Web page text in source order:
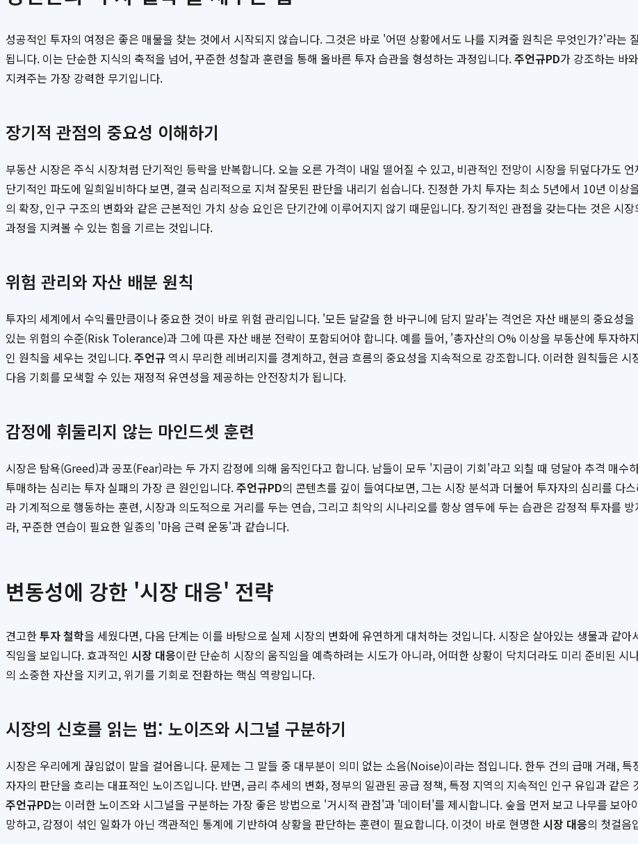
성공적인 투자의 여정은 좋은 매물을 찾는 것에서 시작되지 않습니다. 그것은 바로 '어떤 상황에서도 나를 지켜줄 원칙은 무엇인가?'라는
됩니다. 이는 단순한 지식의 축적을 넘어, 꾸준한 성찰과 훈련을 통해 올바른 투자 습관을 형성하는 과정입니다.주언규PD가 강조하는 바
지켜주는 가장 강력한 무기입니다.
장기적 관점의 중요성 이해하기
부동산 시장은 주식 시장처럼 단기적인 등락을 반복합니다. 오늘 오른 가격이 내일 떨어질 수 있고, 비관적인 전망이 시장을 뒤덮다가도
단기적인 파도에 일희일비하다 보면, 결국 심리적으로 지쳐 잘못된 판단을 내리기 쉽습니다. 진정한 가치 투자는 최소 5년에서 10년 이
의 확장, 인구 구조의 변화와 같은 근본적인 가치 상승 요인은 단기간에 이루어지지 않기 때문입니다. 장기적인 관점을 갖는다는 것은 시
과정을 지켜볼 수 있는 힘을 기르는 것입니다.
위험 관리와 자산 배분 원칙
투자의 세계에서 수익률만큼이나 중요한 것이 바로 위험 관리입니다. '모든 달걀을 한 바구니에 담지 말라'는 격언은 자산 배분의 중요성
있는 위험의 수준(Risk Tolerance)과 그에 따른 자산 배분 전략이 포함되어야 합니다. 예를 들어, '총자산의 O% 이상을 부동산에 투자하
인 원칙을 세우는 것입니다.주언규 역시 무리한 레버리지를 경계하고, 현금 흐름의 중요성을 지속적으로 강조합니다. 이러한 원칙들은
다음 기회를 모색할 수 있는 재정적 유연성을 제공하는 안전장치가 됩니다.
감정에 휘둘리지 않는 마인드셋 훈련
시장은 탐욕(Greed)과 공포(Fear)라는 두 가지 감정에 의해 움직인다고 합니다. 남들이 모두 '지금이 기회'라고 외칠 때 덩달아 추격 매수
투매하는 심리는 투자 실패의 가장 큰 원인입니다.주언규PD의 콘텐츠를 깊이 들여다보면, 그는 시장 분석과 더불어 투자자의 심리를 다
라 기계적으로 행동하는 훈련, 시장과 의도적으로 거리를 두는 연습, 그리고 최악의 시나리오를 항상 염두에 두는 습관은 감정적 투자를
라, 꾸준한 연습이 필요한 일종의 '마음 근력 운동'과 같습니다.
변동성에 강한 '시장 대응' 전략
견고한투자 철학을 세웠다면, 다음 단계는 이를 바탕으로 실제 시장의 변화에 유연하게 대처하는 것입니다. 시장은 살아있는 생물과 같
직임을 보입니다. 효과적인 시장 대응이란 단순히 시장의 움직임을 예측하려는 시도가 아니라, 어떠한 상황이 닥치더라도 미리 준비된
의 소중한 자산을 지키고, 위기를 기회로 전환하는 핵심 역량입니다.
시장의 신호를 읽는 법: 노이즈와 시그널 구분하기
시장은 우리에게 끊임없이 말을 걸어옵니다. 문제는 그 말들 중 대부분이 의미 없는 소음(Noise)이라는 점입니다. 한두 건의 급매 거래,
자자의 판단을 흐리는 대표적인 노이즈입니다. 반면, 금리 추세의 변화, 정부의 일관된 공급 정책, 특정 지역의 지속적인 인구 유입과 같
주언규PD는 이러한 노이즈와 시그널을 구분하는 가장 좋은 방법으로 '거시적 관점'과 '데이터'를 제시합니다. 숲을 먼저 보고 나무를 보
망하고, 감정이 섞인 일화가 아닌 객관적인 통계에 기반하여 상황을 판단하는 훈련이 필요합니다. 이것이 바로 현명한시장 대응의 첫걸음